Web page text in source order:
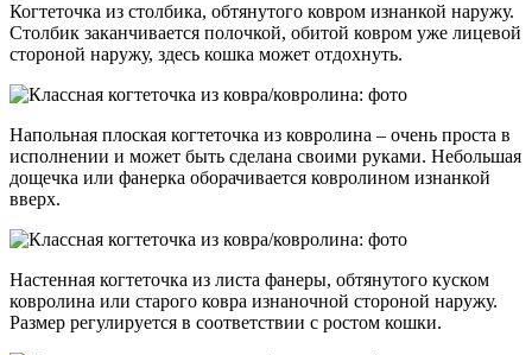
Когтеточка из столбика, обтянутого ковром изнанкой наружу.
Столбик заканчивается полочкой, обитой ковром уже лицевой
стороной наружу, здесь кошка может отдохнуть.
Напольная плоская когтеточка из ковролина – очень проста в
исполнении и может быть сделана своими руками. Небольшая
дощечка или фанерка оборачивается ковролином изнанкой
вверх.
Настенная когтеточка из листа фанеры, обтянутого куском
ковролина или старого ковра изнаночной стороной наружу.
Размер регулируется в соответствии с ростом кошки.